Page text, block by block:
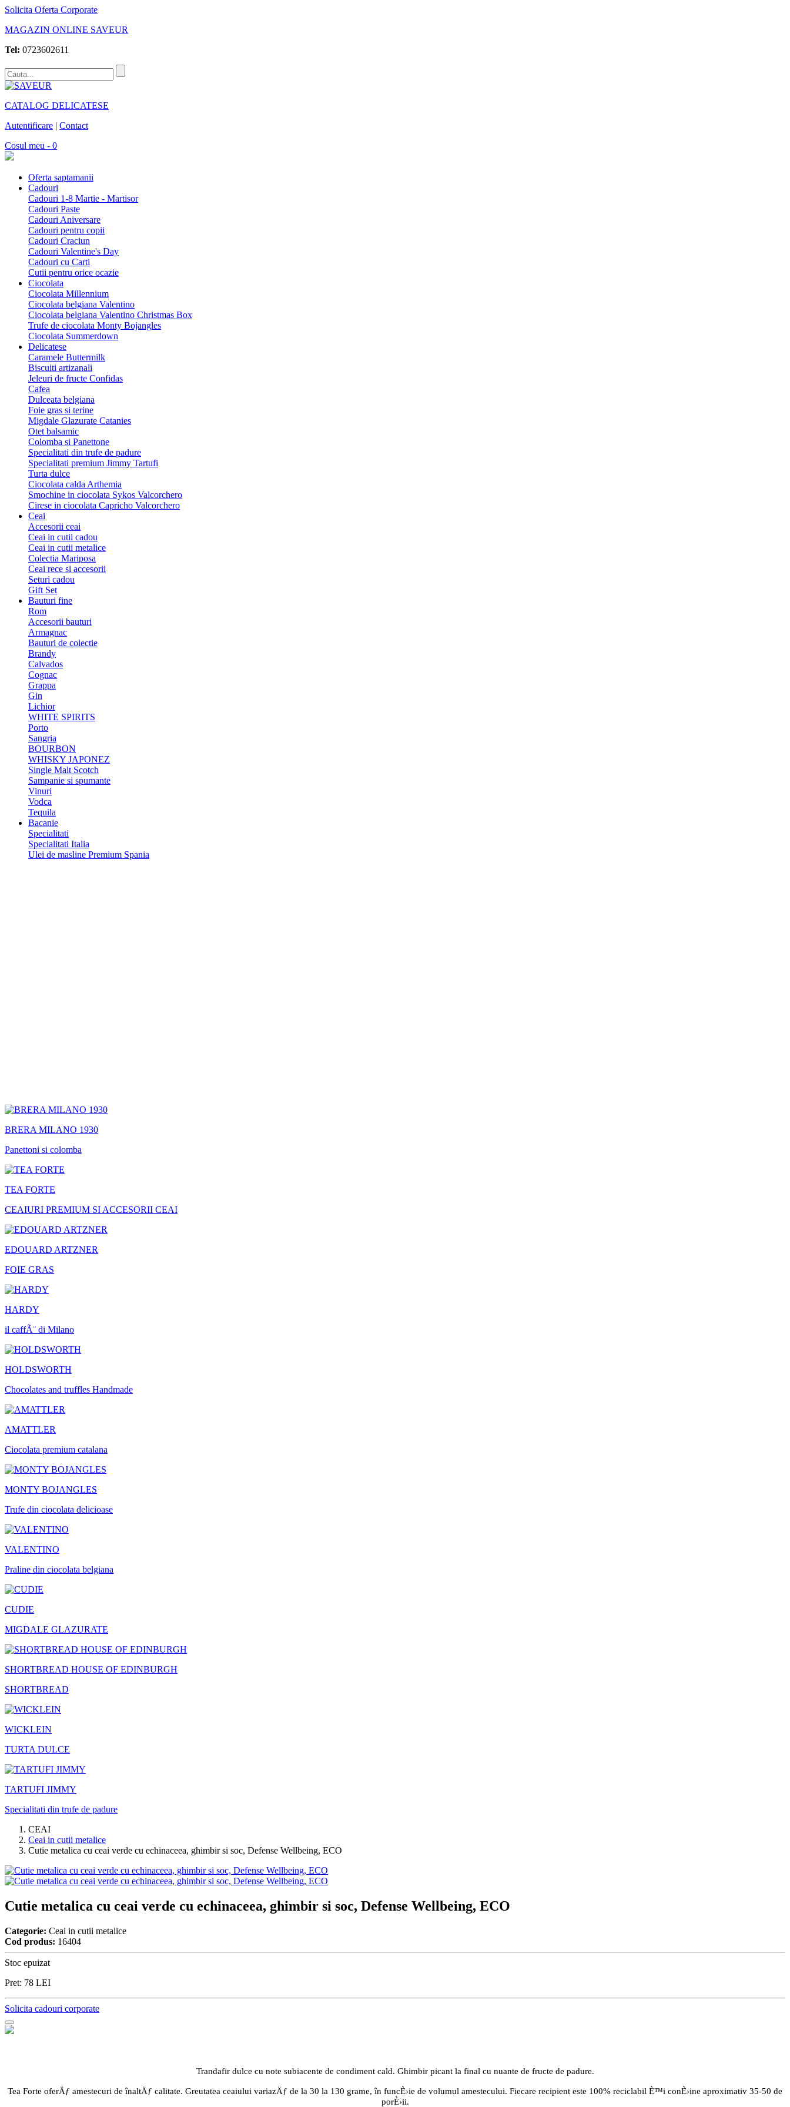
Solicita Oferta Corporate
MAGAZIN ONLINE SAVEUR
Tel: 0723602611
CATALOG DELICATESE
Autentificare | Contact
Cosul meu - 0
Oferta saptamanii
Cadouri
Cadouri 1-8 Martie - Martisor
Cadouri Paste
Cadouri Aniversare
Cadouri pentru copii
Cadouri Craciun
Cadouri Valentine's Day
Cadouri cu Carti
Cutii pentru orice ocazie
Ciocolata
Ciocolata Millennium
Ciocolata belgiana Valentino
Ciocolata belgiana Valentino Christmas Box
Trufe de ciocolata Monty Bojangles
Ciocolata Summerdown
Delicatese
Caramele Buttermilk
Biscuiti artizanali
Jeleuri de fructe Confidas
Cafea
Dulceata belgiana
Foie gras si terine
Migdale Glazurate Catanies
Otet balsamic
Colomba si Panettone
Specialitati din trufe de padure
Specialitati premium Jimmy Tartufi
Turta dulce
Ciocolata calda Arthemia
Smochine in ciocolata Sykos Valcorchero
Cirese in ciocolata Capricho Valcorchero
Ceai
Accesorii ceai
Ceai in cutii cadou
Ceai in cutii metalice
Colectia Mariposa
Ceai rece si accesorii
Seturi cadou
Gift Set
Bauturi fine
Rom
Accesorii bauturi
Armagnac
Bauturi de colectie
Brandy
Calvados
Cognac
Grappa
Gin
Lichior
WHITE SPIRITS
Porto
Sangria
BOURBON
WHISKY JAPONEZ
Single Malt Scotch
Sampanie si spumante
Vinuri
Vodca
Tequila
Bacanie
Specialitati
Specialitati Italia
Ulei de masline Premium Spania
BRERA MILANO 1930
Panettoni si colomba
TEA FORTE
CEAIURI PREMIUM SI ACCESORII CEAI
EDOUARD ARTZNER
FOIE GRAS
HARDY
il caffÃ¨ di Milano
HOLDSWORTH
Chocolates and truffles Handmade
AMATTLER
Ciocolata premium catalana
MONTY BOJANGLES
Trufe din ciocolata delicioase
VALENTINO
Praline din ciocolata belgiana
CUDIE
MIGDALE GLAZURATE
SHORTBREAD HOUSE OF EDINBURGH
SHORTBREAD
WICKLEIN
TURTA DULCE
TARTUFI JIMMY
Specialitati din trufe de padure
CEAI
Ceai in cutii metalice
Cutie metalica cu ceai verde cu echinaceea, ghimbir si soc, Defense Wellbeing, ECO
Cutie metalica cu ceai verde cu echinaceea, ghimbir si soc, Defense Wellbeing, ECO
Categorie: Ceai in cutii metalice
Cod produs: 16404
Stoc epuizat
Pret: 78 LEI
Solicita cadouri corporate
Trandafir dulce cu note subiacente de condiment cald. Ghimbir picant la final cu nuante de fructe de padure.
Tea Forte oferÄƒ amestecuri de înaltÄƒ calitate. Greutatea ceaiului variazÄƒ de la 30 la 130 grame, în funcÈ›ie de volumul amestecului. Fiecare recipient este 100% reciclabil È™i conÈ›ine aproximativ 35-50 de
porÈ›ii.